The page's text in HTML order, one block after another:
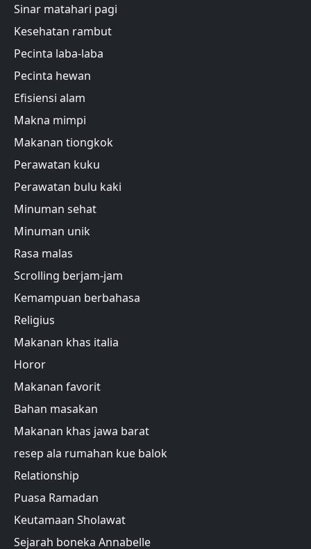
Sinar matahari pagi
Kesehatan rambut
Pecinta laba-laba
Pecinta hewan
Efisiensi alam
Makna mimpi
Makanan tiongkok
Perawatan kuku
Perawatan bulu kaki
Minuman sehat
Minuman unik
Rasa malas
Scrolling berjam-jam
Kemampuan berbahasa
Religius
Makanan khas italia
Horor
Makanan favorit
Bahan masakan
Makanan khas jawa barat
resep ala rumahan kue balok
Relationship
Puasa Ramadan
Keutamaan Sholawat
Sejarah boneka Annabelle